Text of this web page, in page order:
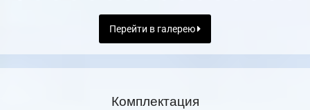
Перейти в галерею
Комплектация